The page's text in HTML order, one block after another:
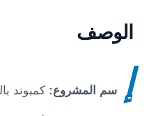
الوصف
إ سم المشروع:كمبوند